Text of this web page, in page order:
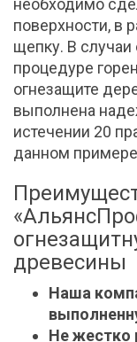
необходимо
поверхности, в
щепку. В случаи
процедуре
огнезащите
выполнена
истечении 20
данном
древесины
Наша
Не жестко